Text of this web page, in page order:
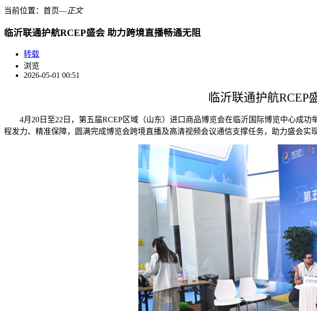
当前位置： 首页―正文
临沂联通护航RCEP盛会 助力跨境直播畅通无阻
转载
浏览
2026-05-01 00:51
临沂联通护航RCEP
4月20日至22日，第五届RCEP区域（山东）进口商品博览会在临沂国际博览中心成
程发力、精准保障，圆满完成博览会跨境直播及高清视频会议通信支撑任务，助力盛会实